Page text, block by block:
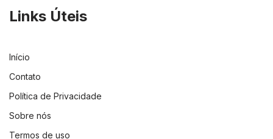
Links Úteis
Início
Contato
Política de Privacidade
Sobre nós
Termos de uso